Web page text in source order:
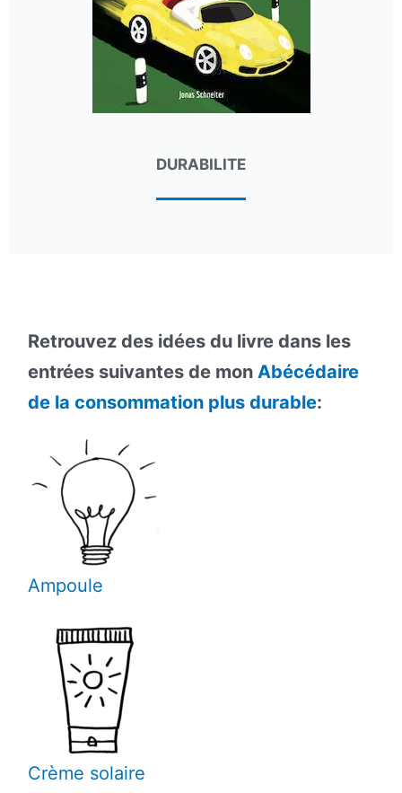
DURABILITE
Retrouvez des idées du livre dans les
entrées suivantes de mon Abécédaire
de la consommation plus durable:
Ampoule
Crème solaire